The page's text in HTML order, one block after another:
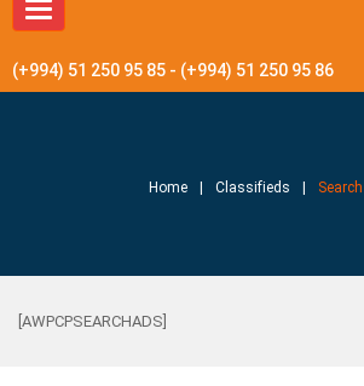
Toggle navigation
(+994) 51 250 95 85 - (+994) 51 250 95 86
Home Classifieds
[AWPCPSEARCHADS]